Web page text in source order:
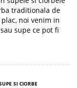
traditionala de
noi venim in
supe ce pot fi
SI CIORBE